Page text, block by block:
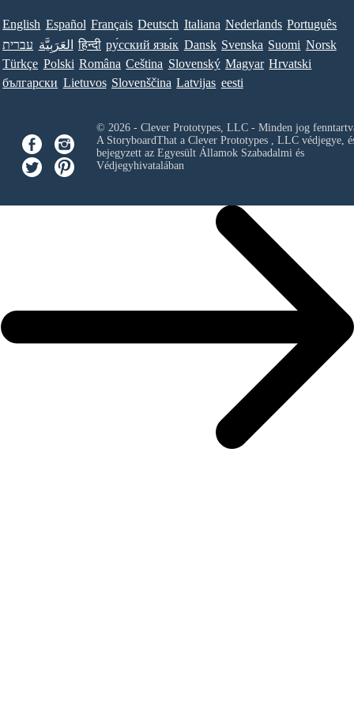
English Español Français Deutsch Italiana Nederlands Português
עברית العَرَبِيَّة हिन्दी ру́сский язы́к Dansk Svenska Suomi Norsk
Türkçe Polski Româna Ceština Slovenský Magyar Hrvatski
български Lietuvos Slovenščina Latvijas eesti
© 2026 - Clever Prototypes, LLC - Minden jog
A StoryboardThat a Clever Prototypes , LLCvédjegye,
bejegyzett az Egyesült Államok Szabadalmi és
Védjegyhivatalában